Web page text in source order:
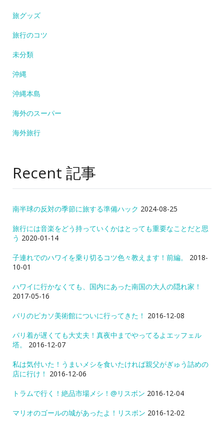
旅グッズ
旅行のコツ
未分類
沖縄
沖縄本島
海外のスーパー
海外旅行
Recent 記事
南半球の反対の季節に旅する準備ハック 2024-08-25
旅行には音楽をどう持っていくかはとっても重要なことだと思
う 2020-01-14
子連れでのハワイを乗り切るコツ色々教えます！前編。
2018-
10-01
ハワイに行かなくても、国内にあった南国の大人の隠れ家！
2017-05-16
パリのピカソ美術館についに行ってきた！ 2016-12-08
パリ着が遅くても大丈夫！真夜中までやってるよエッフェル
塔。
2016-12-07
私は気付いた！うまいメシを食いたければ親父がぎゅう詰めの
店に行け！ 2016-12-06
トラムで行く！絶品市場メシ！@リスボン 2016-12-04
マリオのゴールの城があったよ！リスボン 2016-12-02